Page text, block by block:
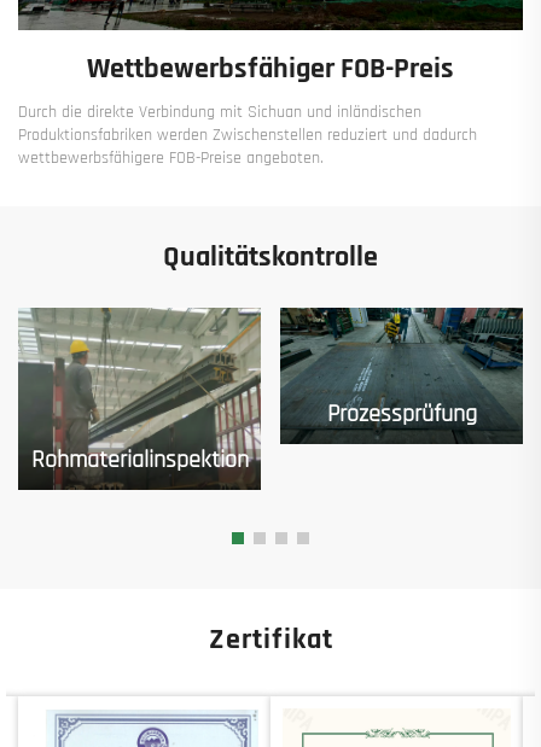
Wettbewerbsfähiger FOB-Preis
Durch die direkte Verbindung mit Sichuan und inländischen
Produktionsfabriken werden Zwischenstellen reduziert und dadurch
wettbewerbsfähigere FOB-Preise angeboten.
Qualitätskontrolle
Rohmaterialinspektion
Prozessprüfung
Zertifikat